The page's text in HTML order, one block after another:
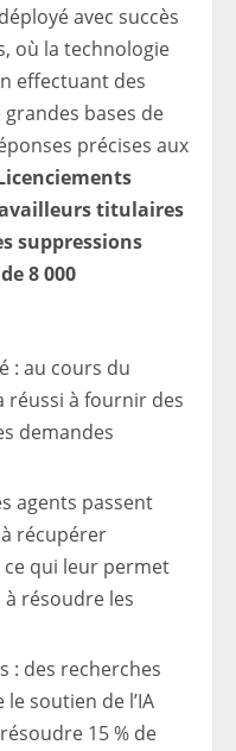
avec succès
où la technologie
effectuant des
bases de
précises aux
titulaires
suppressions
8 000
: au cours du
réussi à fournir des
demandes
agents passent
récupérer
qui leur permet
résoudre les
: des recherches
soutien de l’IA
15 % de